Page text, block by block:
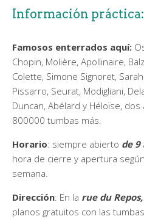
Información práctica:
Famosos enterrados aquí:
Chopin, Molière, Apollinaire,
Colette, Simone Signoret,
Pissarro, Seurat, Modigliani,
Duncan, Abélard y Héloïse, dos
800000 tumbas más.
Horario: siempre abierto de 9
hora de cierre y apertura
semana.
Dirección: En la rue du
planos gratuitos con las